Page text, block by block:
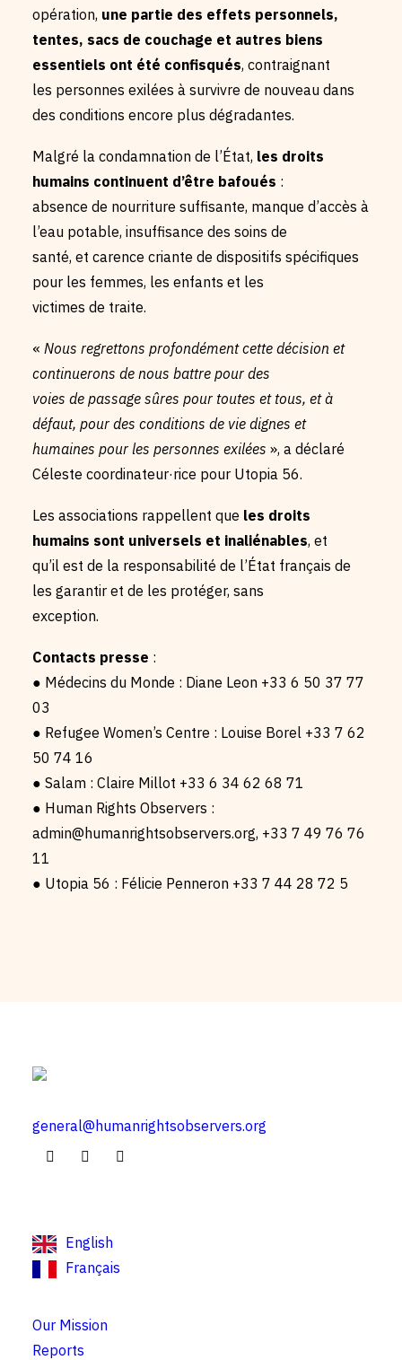
opération, une partie des effets personnels,
tentes, sacs de couchage et autres biens
essentiels ont été confisqués, contraignant
les personnes exilées à survivre de nouveau dans
des conditions encore plus dégradantes.
Malgré la condamnation de l’État, les droits
humains continuent d’être bafoués :
absence de nourriture suffisante, manque d’accès à
l’eau potable, insuffisance des soins de
santé, et carence criante de dispositifs spécifiques
pour les femmes, les enfants et les
victimes de traite.
« Nous regrettons profondément cette décision et
continuerons de nous battre pour des
voies de passage sûres pour toutes et tous, et à
défaut, pour des conditions de vie dignes et
humaines pour les personnes exilées », a déclaré
Céleste coordinateur·rice pour Utopia 56.
Les associations rappellent que les droits
humains sont universels et inaliénables, et
qu’il est de la responsabilité de l’État français de
les garantir et de les protéger, sans
exception.
Contacts presse :
● Médecins du Monde : Diane Leon +33 6 50 37 77
03
● Refugee Women’s Centre : Louise Borel +33 7 62
50 74 16
● Salam : Claire Millot +33 6 34 62 68 71
● Human Rights Observers :
admin@humanrightsobservers.org, +33 7 49 76 76
11
● Utopia 56 : Félicie Penneron +33 7 44 28 72 5
general@humanrightsobservers.org
English
Français
Our Mission
Reports